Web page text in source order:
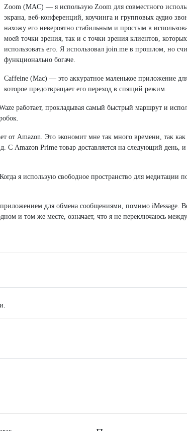
Zoom (MAC) — я использую Zoom для совместного
экрана, веб-конференций, коучинга и групповых аудио
нахожу его невероятно стабильным и простым в
моей точки зрения, так и с точки зрения клиентов,
использовать его. Я использовал join.me в прошлом, но
функционально богаче.
Caffeine (Mac) — это аккуратное маленькое приложение
которое предотвращает его переход в спящий режим.
работает, прокладывая самый быстрый маршрут и
от Amazon. Это экономит мне так много времени, так
С Amazon Prime товар доставляется на следующий день, и
я использую свободное пространство для медитации
для обмена сообщениями, помимо iMessage.
и том же месте, означает, что я не переключаюсь между